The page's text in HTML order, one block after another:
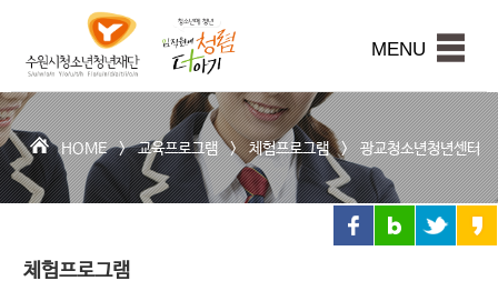
본문내용 바로가기
시
청
소
년
청
년
재
단
MENU
HOME >교육프로그램>체험프로그램>광교청소년청년센터
체험프로그램